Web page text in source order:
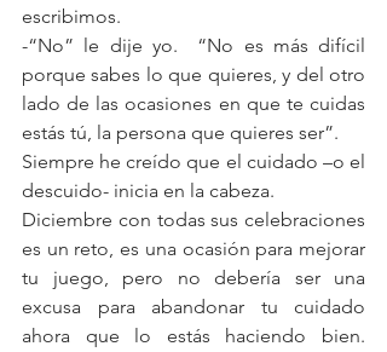
escribimos.
-“No” le dije yo.  “No es más difícil
porque sabes lo que quieres, y del otro
lado de las ocasiones en que te cuidas
estás tú, la persona que quieres ser”.
Siempre he creído que el cuidado –o el
descuido- inicia en la cabeza.
Diciembre con todas sus celebraciones
es un reto, es una ocasión para mejorar
tu juego, pero no debería ser una
excusa para abandonar tu cuidado
ahora que lo estás haciendo bien.